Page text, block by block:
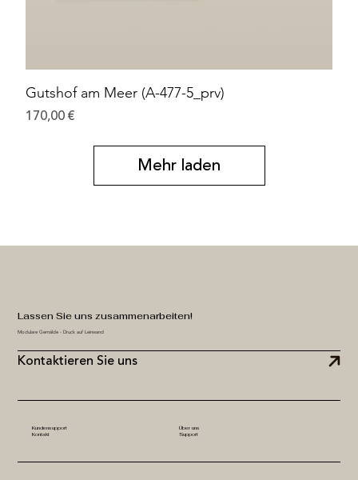
Gutshof am Meer (A-477-5_prv)
Preis
170,00 €
Mehr laden
Kontaktieren Sie uns
Modulare Gemälde - Druck auf Leinwand
Lassen Sie uns zusammenarbeiten!
Kundensupport
Über uns
Kontakt
Support